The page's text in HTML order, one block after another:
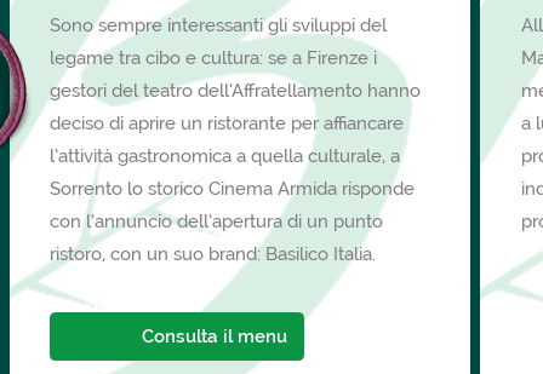
Sono sempre interessanti gli sviluppi del
legame tra cibo e cultura: se a Firenze i
gestori del teatro dell’Affratellamento hanno
deciso di aprire un ristorante per affiancare
l’attività gastronomica a quella culturale, a
Sorrento lo storico Cinema Armida risponde
con l’annuncio dell’apertura di un punto
ristoro, con un suo brand: Basilico Italia.
Consulta il menu
a